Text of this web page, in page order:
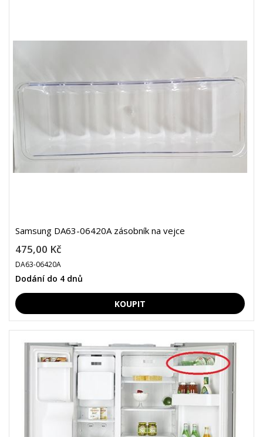
Samsung DA63-06420A zásobník na vejce
475,00 Kč
DA63-06420A
Dodání do 4 dnů